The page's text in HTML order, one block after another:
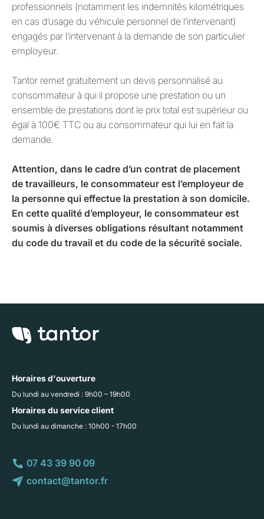
professionnels (notamment les indemnités kilométriques
en cas d’usage du véhicule personnel de l’intervenant)
engagés par l’intervenant à la demande de son particulier
employeur.
Tantor remet gratuitement un devis personnalisé au
consommateur à qui il propose une prestation ou un
ensemble de prestations dont le prix total est supérieur ou
égal à 100€ TTC ou au consommateur qui lui en fait la
demande.
Attention, dans le cadre d’un contrat de placement
de travailleurs, le consommateur est l’employeur de
la personne qui effectue la prestation à son domicile.
En cette qualité d’employeur, le consommateur est
soumis à diverses obligations résultant notamment
du code du travail et du code de la sécurité sociale.
Horaires d'ouverture
Du lundi au vendredi : 9h00 – 19h00
Horaires du service client
Du lundi au dimanche : 10h00 - 17h00
07 43 39 90 09
contact@tantor.fr